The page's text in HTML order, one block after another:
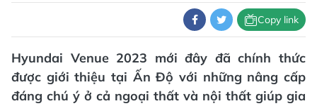
Copy link
Hyundai Venue 2023 mới đây đã chính thức
được giới thiệu tại Ấn Độ với những nâng cấp
đáng chú ý ở cả ngoại thất và nội thất giúp gia